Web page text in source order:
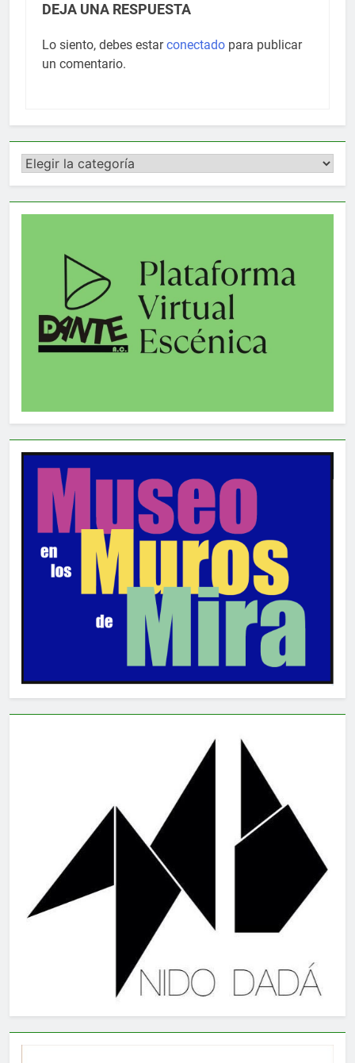
DEJA UNA RESPUESTA
Lo siento, debes estarconectado para publicar
un comentario.
Categorías